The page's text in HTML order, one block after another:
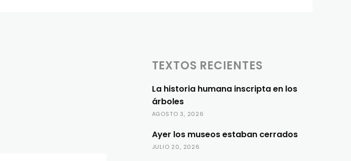
TEXTOS RECIENTES
La historia humana inscripta en los
árboles
AGOSTO 3, 2026
Ayer los museos estaban cerrados
JULIO 20, 2026